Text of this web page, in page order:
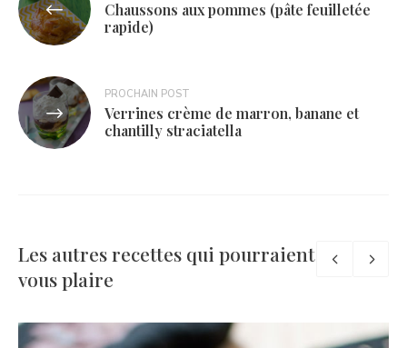
de
l’article
Chaussons aux pommes (pâte feuilletée
rapide)
PROCHAIN POST
Verrines crème de marron, banane et
chantilly straciatella
Les autres recettes qui pourraient
vous plaire